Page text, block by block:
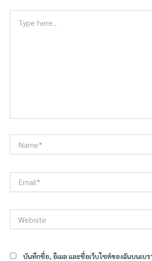
here..
บันทึกชื่อ, อีเมล และชื่อเว็บไซต์ของฉันบนเบร